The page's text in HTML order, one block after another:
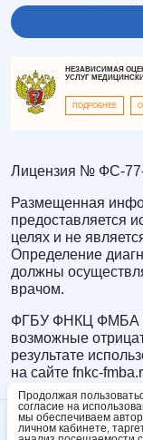
НЕЗАВИСИМАЯ
УСЛУГ
ПОДРОБНЕЕ
Лицензия № ФС-77-
Размещенная
предоставляется
целях и не
Определение
должны
врачом.
ФГБУ ФНКЦ ФМБА
возможные
результате
на сайте fnkc-
Продолжая
согласие на
мы обеспечиваем
личном кабинете,